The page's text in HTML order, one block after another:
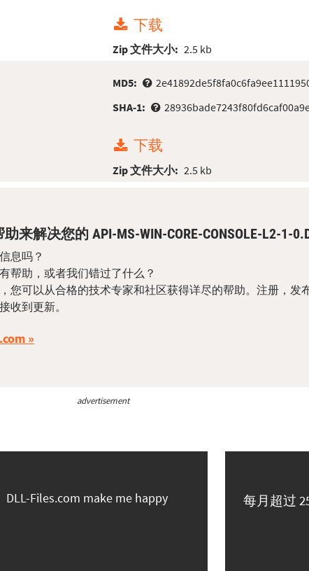
下载
Zip 文件大小: 2.5 kb
MD5:
SHA-1:
下载
Zip 文件大小: 2.5 kb
来解决您的 API-MS-WIN-CORE-CONSOLE-L2-1-
息吗？
帮助，或者我们错过了什么？
您可以从合格的技术专家和社区获得详尽的帮助。注册，发
收到更新。
advertisement
DLL-Files.com make me happy 每月超过